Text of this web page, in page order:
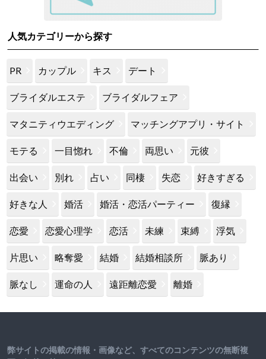
人気カテゴリーから探す
PR カップル キス デート
ブライダルエステ ブライダルフェア
マタニティウエディング マッチングアプリ・サイト
モテる 一目惚れ 不倫 両思い 元彼
出会い 別れ 占い 同棲 失恋 好きすぎる
好きな人 婚活 婚活・恋活パーティー 復縁
恋愛 恋愛心理学 恋活 未練 束縛 浮気
片思い 略奪愛 結婚 結婚相談所 脈あり
脈なし 運命の人 遠距離恋愛 離婚
弊サイトの掲載の情報・画像など、すべてのコンテンツの無断複